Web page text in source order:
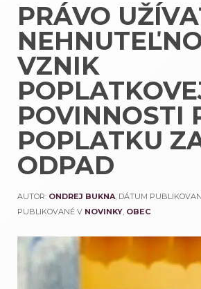
PRÁVO
VZNIK
POVINNOSTI
POPLATKU
ODPAD
AUTOR: ONDREJ BUKNA, DÁTUM
PUBLIKOVANÉ V NOVINKY, OBEC